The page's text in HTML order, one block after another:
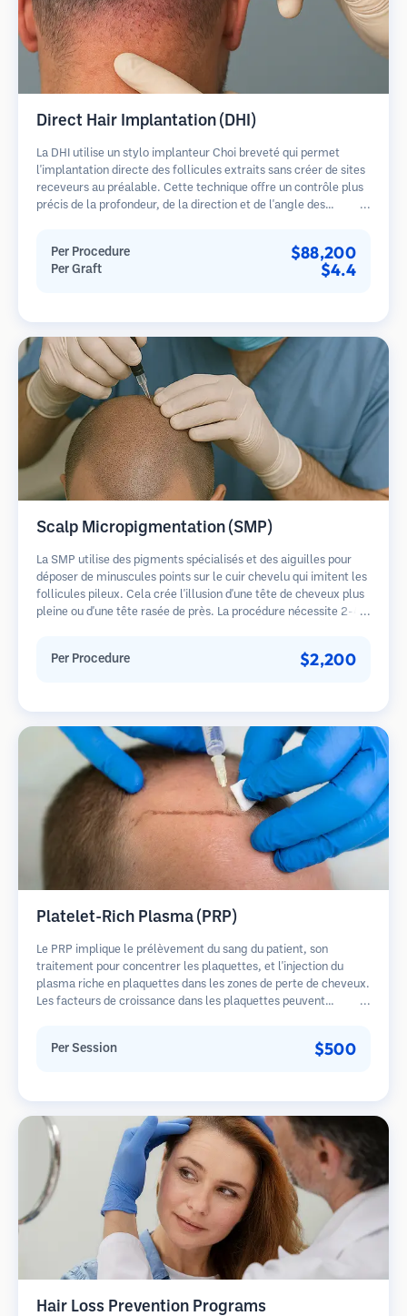
Direct Hair Implantation (DHI)
La DHI utilise un stylo implanteur Choi breveté qui permet
l'implantation directe des follicules extraits sans créer de sites
receveurs au préalable. Cette technique offre un contrôle plus
précis de la profondeur, de la direction et de l'angle des
Per Procedure $88,200
Per Graft $4.4
Scalp Micropigmentation (SMP)
La SMP utilise des pigments spécialisés et des aiguilles pour
déposer de minuscules points sur le cuir chevelu qui imitent les
follicules pileux. Cela crée l'illusion d'une tête de cheveux plus
pleine ou d'une tête rasée de près. La procédure nécessite 2-4
Per Procedure $2,200
Platelet-Rich Plasma (PRP)
Le PRP implique le prélèvement du sang du patient, son
traitement pour concentrer les plaquettes, et l'injection du
plasma riche en plaquettes dans les zones de perte de cheveux.
Les facteurs de croissance dans les plaquettes peuvent
Plusieurs séances sont généralement nécessaires.
Per Session $500
Hair Loss Prevention Programs